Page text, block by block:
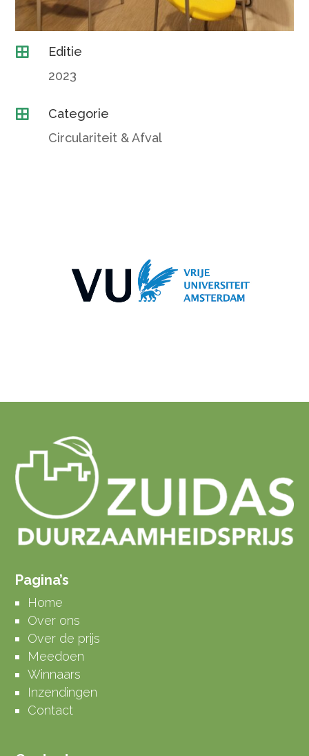

Editie
2023

Categorie
Circulariteit & Afval
Pagina’s
Home
Over ons
Over de prijs
Meedoen
Winnaars
Inzendingen
Contact